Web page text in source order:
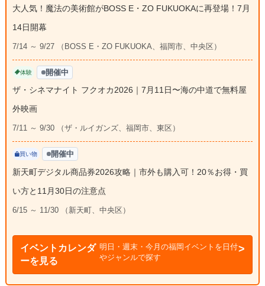
大人気！魔法の美術館がBOSS E・ZO FUKUOKAに再登場！7月
14日開幕
7/14 ～ 9/27 （BOSS E・ZO FUKUOKA、福岡市、中央区）
体験 開催中
ザ・シネマナイト フクオカ2026｜7月11日〜海の中道で無料屋
外映画
7/11 ～ 9/30 （ザ・ルイガンズ、福岡市、東区）
買い物 開催中
新天町デジタル商品券2026攻略｜市外も購入可！20％お得・買
い方と11月30日の注意点
6/15 ～ 11/30 （新天町、中央区）
イベントカレンダ
ーを見る
明日・週末・今月の福岡イベントを日付
やジャンルで探す